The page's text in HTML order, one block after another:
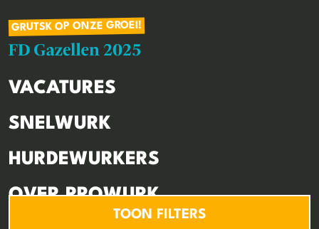
TOON FILTERS
GRUTSK OP ONZE GROEI!
VACATURES
SNELWURK
HURDEWURKERS
OVER PROWURK